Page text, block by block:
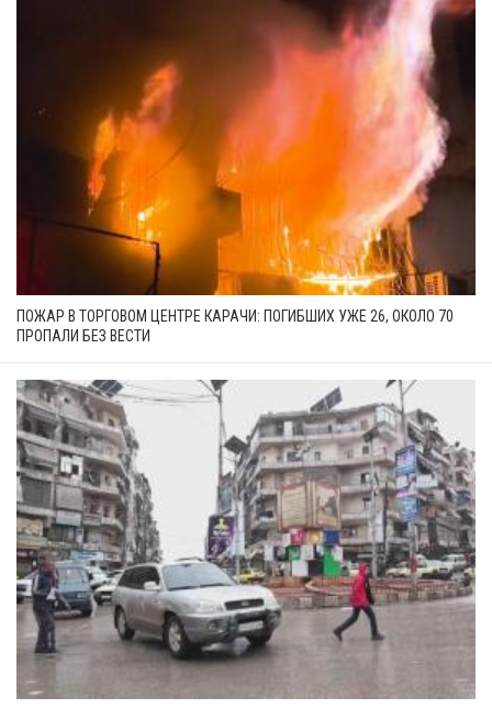
ПОЖАР В ТОРГОВОМ ЦЕНТРЕ КАРАЧИ: ПОГИБШИХ УЖЕ 26, ОКОЛО 70
ПРОПАЛИ БЕЗ ВЕСТИ